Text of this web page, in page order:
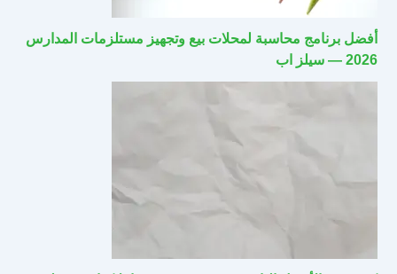
أفضل برنامج محاسبة لمحلات بيع وتجهيز مستلزمات المدارس
2026 — سيلز اب